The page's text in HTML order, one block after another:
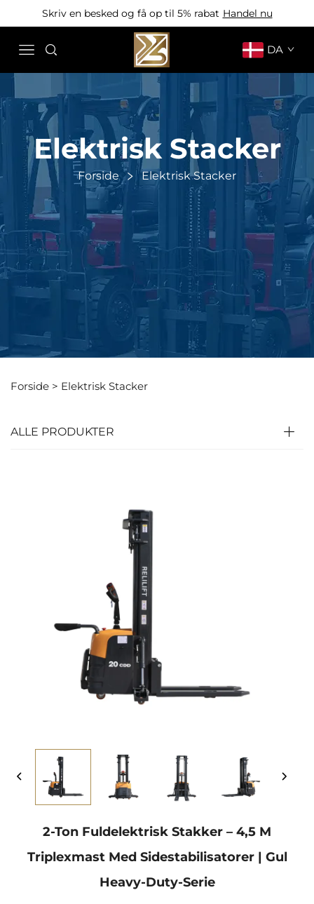
Skriv en besked og få op til 5% rabat Handel nu
DA
Elektrisk Stacker
Forside Elektrisk Stacker
Forside > Elektrisk Stacker
ALLE PRODUKTER
2-Ton Fuldelektrisk Stakker – 4,5 M
Triplexmast Med Sidestabilisatorer | Gul
Heavy-Duty-Serie